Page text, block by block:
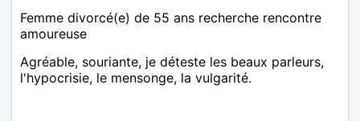
Femme divorcé(e) de 55 ans recherche rencontre
amoureuse
Agréable, souriante, je déteste les beaux parleurs,
l'hypocrisie, le mensonge, la vulgarité.